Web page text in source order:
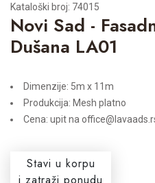
Kataloški broj: 74015
Novi Sad -
Dušana LA01
Dimenzije: 5m x 11m
Produkcija: Mesh platno
Cena: upit na
Stavi u korpu
i zatraži ponudu